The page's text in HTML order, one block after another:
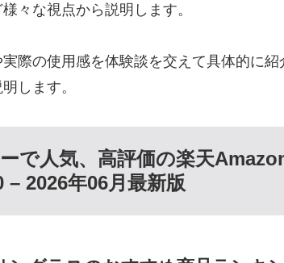
々な視点から説明します。
際の使用感を体験談を交えて具体的に紹
します。
で人気、高評価の楽天
2026年06月最新版